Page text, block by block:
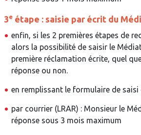
3e étape : saisie par écrit du
enfin, si les 2 premières étapes de
alors la possibilité de saisir le
première réclamation écrite, quel
réponse ou non.
en remplissant le formulaire de saisi
par courrier (LRAR) : Monsieur le
réponse sous 3 mois maximum